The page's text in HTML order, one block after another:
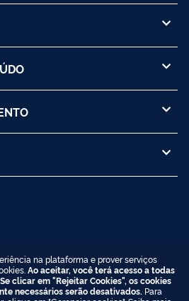
na plataforma e prover serviços
Ao aceitar, você terá acesso a todas
clicar em "Rejeitar Cookies", os cookies
necessários serão desativados. Para